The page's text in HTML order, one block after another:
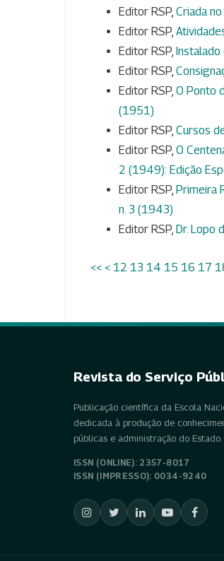
Editor RSP, Criada
Editor RSP,
Editor RSP, Instalado
Editor RSP,
Editor RSP, O Ponto
(1951)
Editor RSP, Cursos
Editor RSP, O
2 (1949): Edição
Editor RSP, Primeira
n. 3 (1943)
Editor RSP, Dr. Lopo
<< < 12 13 14 15 16 17
Revista do Serviço
Publicação científica da Escola
dedicada à produção de
públicas e administração do Estado.
ISSN (ONLINE): 2357-8017
ISSN (IMPRESSO): 0034-9240